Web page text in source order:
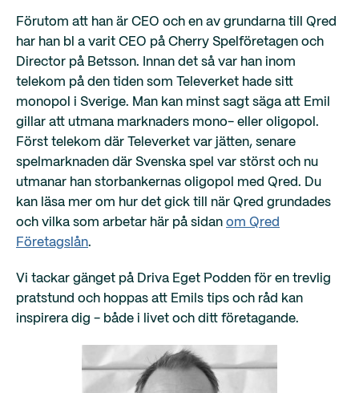
Förutom att han är CEO och en av grundarna till Qred
har han bl a varit CEO på Cherry Spelföretagen och
Director på Betsson. Innan det så var han inom
telekom på den tiden som Televerket hade sitt
monopol i Sverige. Man kan minst sagt säga att Emil
gillar att utmana marknaders mono- eller oligopol.
Först telekom där Televerket var jätten, senare
spelmarknaden där Svenska spel var störst och nu
utmanar han storbankernas oligopol med Qred. Du
kan läsa mer om hur det gick till när Qred grundades
och vilka som arbetar här på sidan om Qred
Företagslån.
Vi tackar gänget på Driva Eget Podden för en trevlig
pratstund och hoppas att Emils tips och råd kan
inspirera dig - både i livet och ditt företagande.